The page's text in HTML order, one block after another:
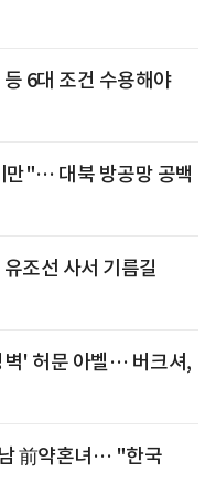
6대 조건 수용해야
만"… 대북 방공망 공백
조선 사서 기름길
벽' 허문 아벨… 버크셔,
前약혼녀… "한국